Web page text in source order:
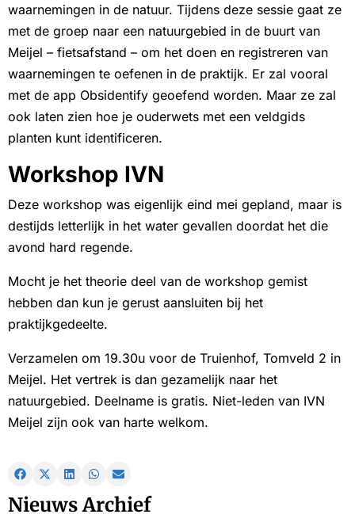
waarnemingen in de natuur. Tijdens deze sessie gaat ze
met de groep naar een natuurgebied in de buurt van
Meijel – fietsafstand – om het doen en registreren van
waarnemingen te oefenen in de praktijk. Er zal vooral
met de app Obsidentify geoefend worden. Maar ze zal
ook laten zien hoe je ouderwets met een veldgids
planten kunt identificeren.
Workshop IVN
Deze workshop was eigenlijk eind mei gepland, maar is
destijds letterlijk in het water gevallen doordat het die
avond hard regende.
Mocht je het theorie deel van de workshop gemist
hebben dan kun je gerust aansluiten bij het
praktijkgedeelte.
Verzamelen om 19.30u voor de Truienhof, Tomveld 2 in
Meijel. Het vertrek is dan gezamelijk naar het
natuurgebied. Deelname is gratis. Niet-leden van IVN
Meijel zijn ook van harte welkom.
Nieuws Archief